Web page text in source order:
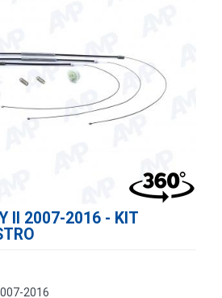
II 2007-2016 - KIT
2016